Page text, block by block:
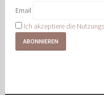
Email
Ich akzeptiere die